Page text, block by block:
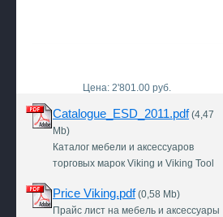
Цена: 2'801.00 руб.
Catalogue_ESD_2011.pdf(4,47
Mb)
Каталог мебели и аксессуаров
торговых марок Viking и Viking Tool
Price Viking.pdf(0,58 Mb)
Прайс лист на мебель и аксессуары